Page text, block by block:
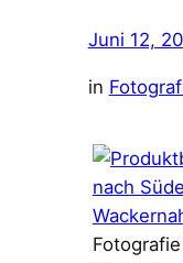
Juni 12,
in